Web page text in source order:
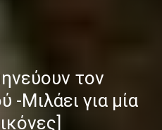
τον
-Μιλάει για μία